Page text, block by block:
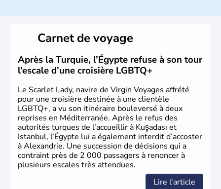
passé sont connues pour leur culture et leurs
technologies très en avance sur le reste du monde. Après
avoir été occupée par divers peuples comme les perses et
les grecs, cette république démocratique se développe
sous la domination arabe au VIIème siècle et en garde sa
langue officielle.
Carnet de voyage
Après la Turquie, l’Égypte refuse à son tour
l’escale d’une croisière LGBTQ+
Le Scarlet Lady, navire de Virgin Voyages affrété
pour une croisière destinée à une clientèle
LGBTQ+, a vu son itinéraire bouleversé à deux
reprises en Méditerranée. Après le refus des
autorités turques de l’accueillir à Kuşadası et
Istanbul, l’Égypte lui a également interdit d’accoster
à Alexandrie. Une succession de décisions qui a
contraint près de 2 000 passagers à renoncer à
plusieurs escales très attendues.
Lire l'article